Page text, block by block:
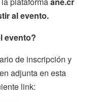
al evento.
evento?
de inscripción y
adjunta en esta
link: